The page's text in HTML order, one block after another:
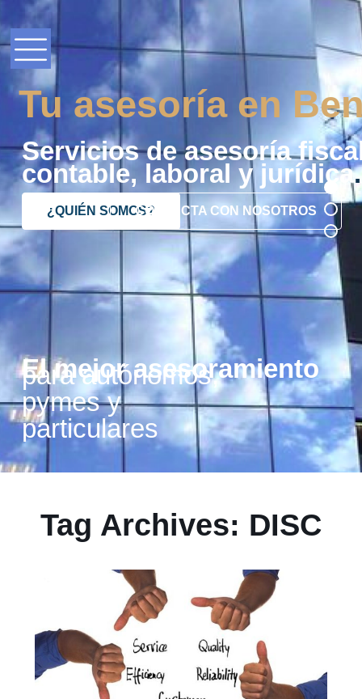
Tu asesoría en
Servicios de asesoría
contable, laboral y jurídica.
¿QUIÉN SOMOS?CONTACTA CON NOSOTROS
El mejor asesoramiento
para autónomos,
pymes y
particulares
Tag Archives: DISC